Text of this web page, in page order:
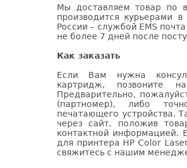
Мы доставляем товар по
производится курьерами
России – службой EMS
не более 7 дней после
Как заказать
Если Вам нужна
картридж, позвоните
Предварительно,
(партномер), либо
печатающего устройства.
через сайт, положив
контактной информацией.
для принтера HP Color
свяжитесь с нашим